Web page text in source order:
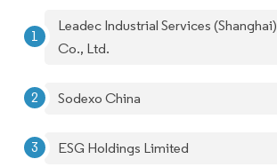
Leadec Industrial Services (Shanghai)
Co., Ltd.
Sodexo China
ESG Holdings Limited